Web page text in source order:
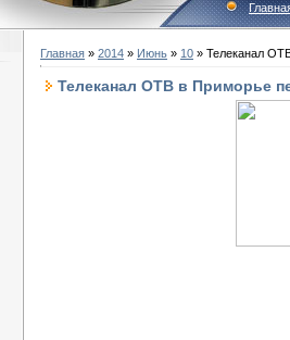
Главная » 2014 » Июнь » 10 » Телеканал
Телеканал ОТВ в Приморье